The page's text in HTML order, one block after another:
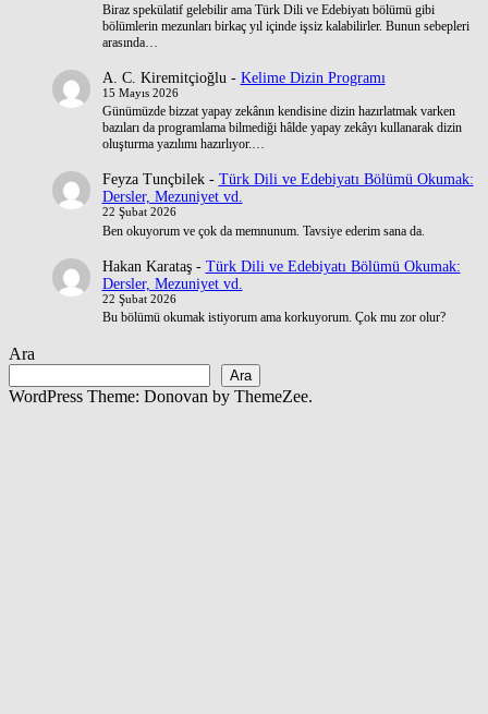
Biraz spekülatif gelebilir ama Türk Dili ve Edebiyatı bölümü gibi
bölümlerin mezunları birkaç yıl içinde işsiz kalabilirler. Bunun sebepleri
arasında…
A. C. Kiremitçioğlu - Kelime Dizin Programı
15 Mayıs 2026
Günümüzde bizzat yapay zekânın kendisine dizin hazırlatmak varken
bazıları da programlama bilmediği hâlde yapay zekâyı kullanarak dizin
oluşturma yazılımı hazırlıyor.…
Feyza Tunçbilek- Türk Dili ve Edebiyatı Bölümü Okumak:
Dersler, Mezuniyet vd.
22 Şubat 2026
Ben okuyorum ve çok da memnunum. Tavsiye ederim sana da.
Hakan Karataş- Türk Dili ve Edebiyatı Bölümü Okumak:
Dersler, Mezuniyet vd.
22 Şubat 2026
Bu bölümü okumak istiyorum ama korkuyorum. Çok mu zor olur?
Ara
Ara
WordPress Theme: Donovan by ThemeZee.